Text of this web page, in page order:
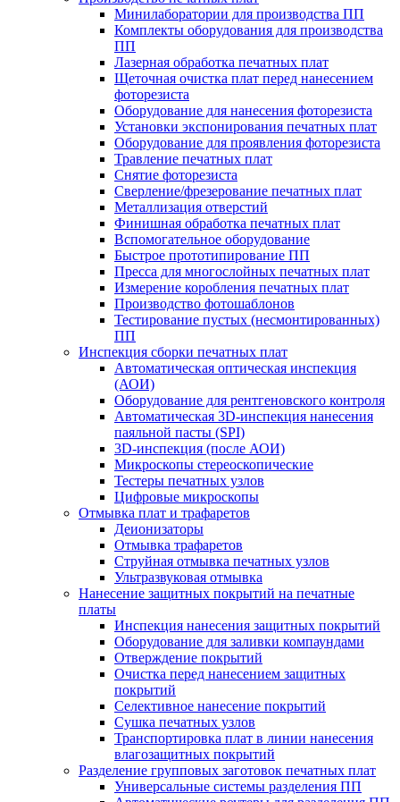
Минилаборатории для производства ПП
Комплекты оборудования для производства
ПП
Лазерная обработка печатных плат
Щеточная очистка плат перед нанесением
фоторезиста
Оборудование для нанесения фоторезиста
Установки экспонирования печатных плат
Оборудование для проявления фоторезиста
Травление печатных плат
Снятие фоторезиста
Сверление/фрезерование печатных плат
Металлизация отверстий
Финишная обработка печатных плат
Вспомогательное оборудование
Быстрое прототипирование ПП
Пресса для многослойных печатных плат
Измерение коробления печатных плат
Производство фотошаблонов
Тестирование пустых (несмонтированных)
ПП
Инспекция сборки печатных плат
Автоматическая оптическая инспекция
(АОИ)
Оборудование для рентгеновского контроля
Автоматическая 3D-инспекция нанесения
паяльной пасты (SPI)
3D-инспекция (после АОИ)
Микроскопы стереоскопические
Тестеры печатных узлов
Цифровые микроскопы
Отмывка плат и трафаретов
Деионизаторы
Отмывка трафаретов
Струйная отмывка печатных узлов
Ультразвуковая отмывка
Нанесение защитных покрытий на печатные
платы
Инспекция нанесения защитных покрытий
Оборудование для заливки компаундами
Отверждение покрытий
Очистка перед нанесением защитных
покрытий
Селективное нанесение покрытий
Сушка печатных узлов
Транспортировка плат в линии нанесения
влагозащитных покрытий
Разделение групповых заготовок печатных плат
Универсальные системы разделения ПП